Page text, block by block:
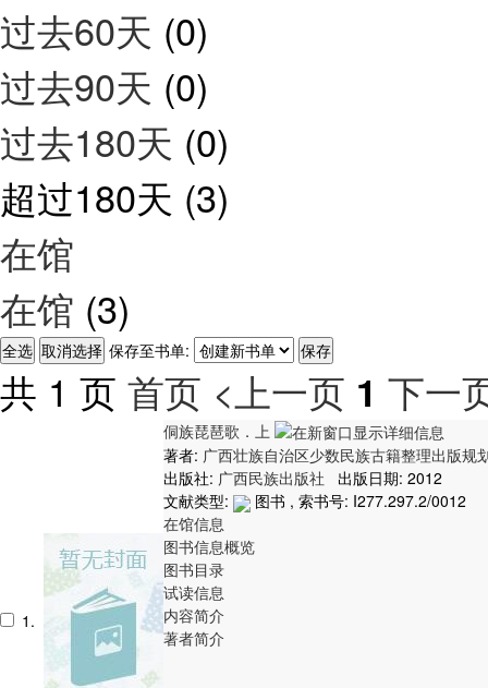
过去60天 (0)
过去90天 (0)
过去180天 (0)
超过180天 (3)
在馆
在馆 (3)
保存至书单:
共 1 页 首页 <上一页 1 下一
1.
侗族琵琶歌．上
著者: 广西壮族自治区少数民族古籍整理出版规
出版社: 广西民族出版社
出版日期: 2012
文献类型:
图书 , 索书号: I277.297.2/0012
在馆信息
图书信息概览
图书目录
试读信息
内容简介
著者简介